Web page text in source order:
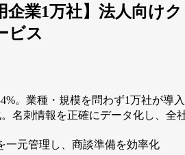
企業1万社】法人向けク
ビス
。業種・規模を問わず1万社が導入
名刺情報を正確にデータ化し、全
一元管理し、商談準備を効率化